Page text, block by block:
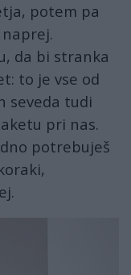
potem pa
da bi stranka
to je vse od
seveda tudi
pri nas.
potrebuješ